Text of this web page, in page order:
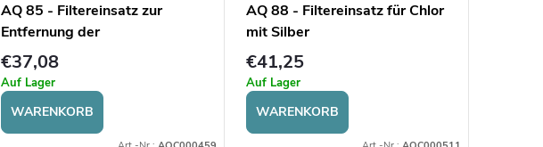
AQ 85 - Filtereinsatz zur
Entfernung der
Hartwasserbehandlung
€37,08
Auf Lager
WARENKORB
AQ 88 - Filtereinsatz für Chlor
mit Silber
€41,25
Auf Lager
WARENKORB